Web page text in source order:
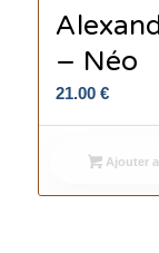
– Néo
21.00 €
Ajouter